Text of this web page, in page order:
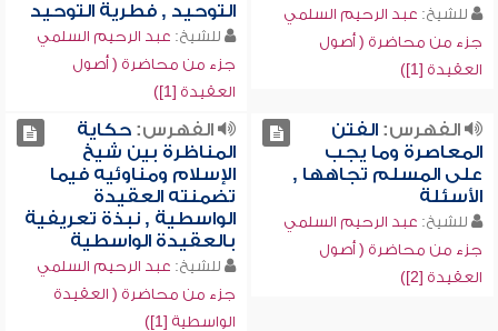
للشيخ: عبد الرحيم السلمي
جزء من محاضرة ( أصول
العقيدة [1])
التوحيد , فطرية التوحيد
للشيخ: عبد الرحيم السلمي
جزء من محاضرة ( أصول
العقيدة [1])
الفهرس:الفتن
المعاصرة وما يجب
على المسلم تجاهها ,
الأسئلة
للشيخ: عبد الرحيم السلمي
جزء من محاضرة ( أصول
العقيدة [2])
الفهرس:حكاية
المناظرة بين شيخ
الإسلام ومناوئيه فيما
تضمنته العقيدة
الواسطية , نبذة تعريفية
بالعقيدة الواسطية
للشيخ: عبد الرحيم السلمي
جزء من محاضرة ( العقيدة
الواسطية [1])